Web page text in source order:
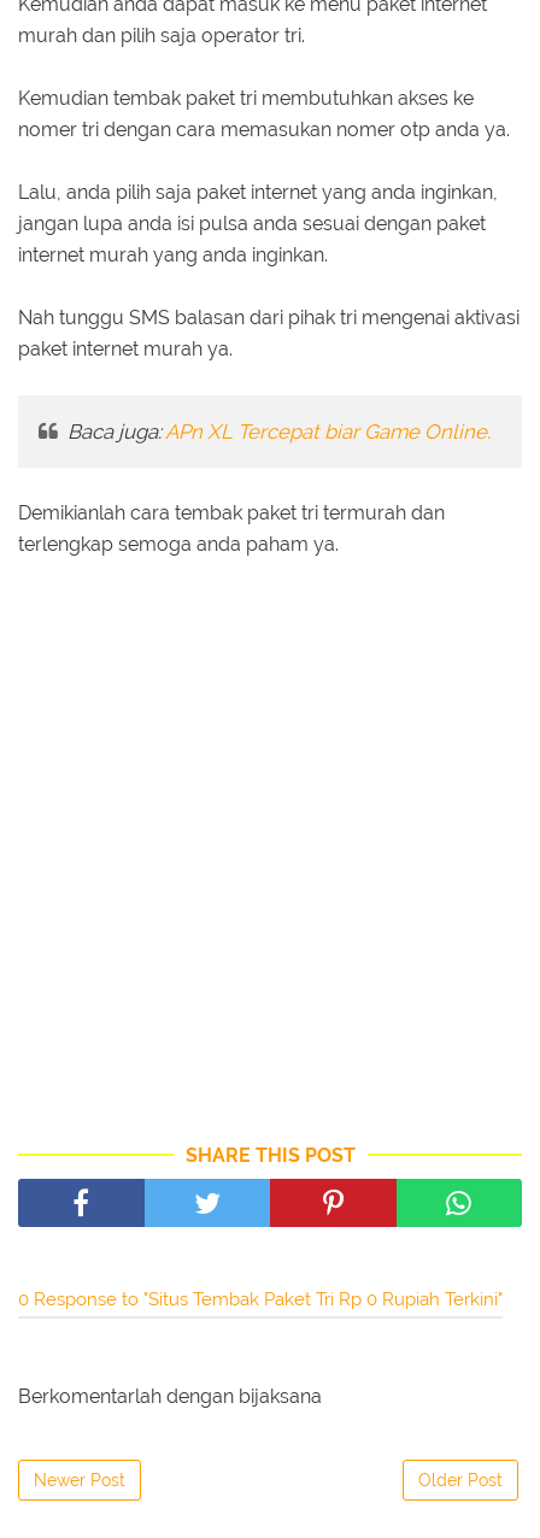
murah dan pilih saja operator tri.
Kemudian tembak paket tri membutuhkan akses ke
nomer tri dengan cara memasukan nomer otp anda ya.
Lalu, anda pilih saja paket internet yang anda inginkan,
jangan lupa anda isi pulsa anda sesuai dengan paket
internet murah yang anda inginkan.
Nah tunggu SMS balasan dari pihak tri mengenai aktivasi
paket internet murah ya.
Baca juga:APn XL Tercepat biar Game Online.
Demikianlah cara tembak paket tri termurah dan
terlengkap semoga anda paham ya.
SHARE THIS POST
0 Response to "Situs Tembak Paket Tri Rp 0 Rupiah Terkini"
Berkomentarlah dengan bijaksana
Newer Post Older Post